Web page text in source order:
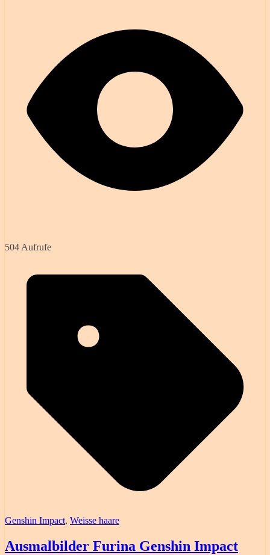
504 Aufrufe
Genshin Impact, Weisse haare
Ausmalbilder Furina Genshin Impact